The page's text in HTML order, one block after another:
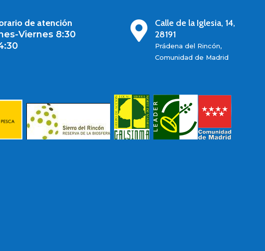
de atención
Viernes 8:30

Calle de la Iglesia, 14,
28191
Prádena del Rincón,
Comunidad de Madrid